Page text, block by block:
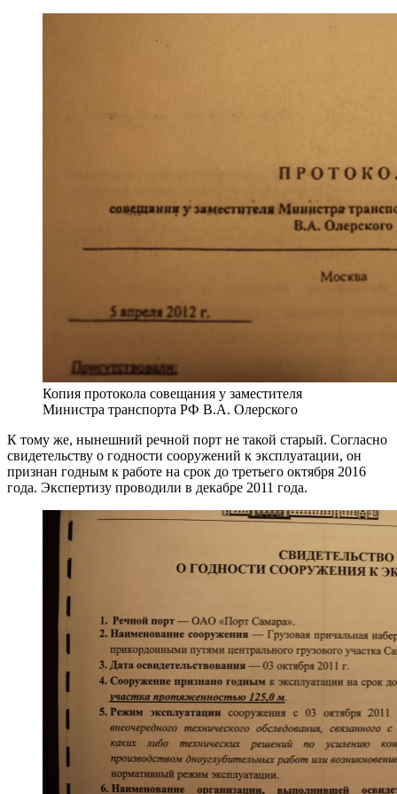
Копия протокола совещания у заместителя
Министра транспорта РФ В.А. Олерского
К тому же, нынешний речной порт не такой старый. Согласно
свидетельству о годности сооружений к эксплуатации, он
признан годным к работе на срок до третьего октября 2016
года. Экспертизу проводили в декабре 2011 года.